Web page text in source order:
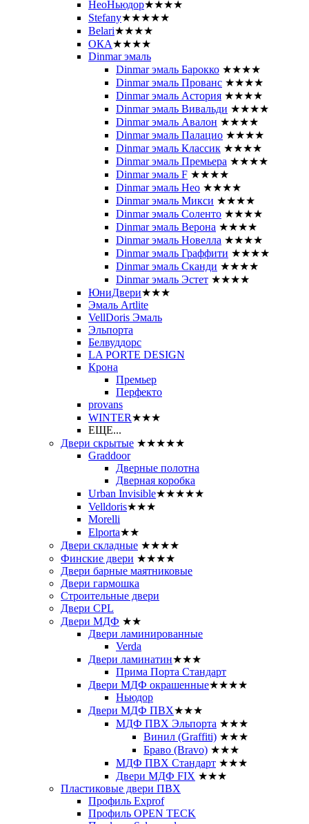
НеоНьюдор★★★★
Stefany★★★★★
Belari★★★★
ОКА★★★★
Dinmar эмаль
Dinmar эмаль Барокко ★★★★
Dinmar эмаль Прованс ★★★★
Dinmar эмаль Астория ★★★★
Dinmar эмаль Вивальди ★★★★
Dinmar эмаль Авалон ★★★★
Dinmar эмаль Палацио ★★★★
Dinmar эмаль Классик ★★★★
Dinmar эмаль Премьера ★★★★
Dinmar эмаль F ★★★★
Dinmar эмаль Нео ★★★★
Dinmar эмаль Микси ★★★★
Dinmar эмаль Соленто ★★★★
Dinmar эмаль Верона ★★★★
Dinmar эмаль Новелла ★★★★
Dinmar эмаль Граффити ★★★★
Dinmar эмаль Сканди ★★★★
Dinmar эмаль Эстет ★★★★
ЮниДвери★★★
Эмаль Artlite
VellDoris Эмаль
Эльпорта
Белвуддорс
LA PORTE DESIGN
Крона
Премьер
Перфекто
provans
WINTER★★★
ЕЩЕ...
Двери скрытые ★★★★★
Graddoor
Дверные полотна
Дверная коробка
Urban Invisible★★★★★
Velldoris★★★
Morelli
Elporta★★
Двери складные ★★★★
Финские двери ★★★★
Двери барные маятниковые
Двери гармошка
Строительные двери
Двери CРL
Двери МДФ ★★
Двери ламинированные
Verda
Двери ламинатин★★★
Прима Порта Стандарт
Двери МДФ окрашенные★★★★
Ньюдор
Двери МДФ ПВХ★★★
МДФ ПВХ Эльпорта ★★★
Винил (Graffiti) ★★★
Браво (Bravo) ★★★
МДФ ПВХ Стандарт ★★★
Двери МДФ FIX ★★★
Пластиковые двери ПВХ
Профиль Exprof
Профиль OPEN TECK